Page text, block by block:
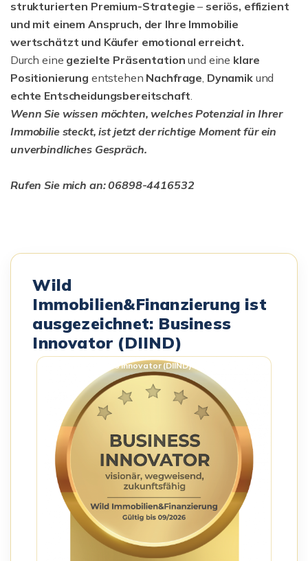
strukturierten Premium-Strategie – seriös, effizient
und mit einem Anspruch, der Ihre Immobilie
wertschätzt und Käufer emotional erreicht.
Durch eine gezielte Präsentation und eine klare
Positionierung entstehen Nachfrage, Dynamikund
echte Entscheidungsbereitschaft.
Wenn Sie wissen möchten, welches Potenzial in Ihrer
Immobilie steckt, ist jetzt der richtige Moment für ein
unverbindliches Gespräch.
Rufen Sie mich an: 06898-4416532
Wild
Immobilien&Finanzierung ist
ausgezeichnet: Business
Innovator (DIIND)
Business Innovator (DIIND) – Siegel